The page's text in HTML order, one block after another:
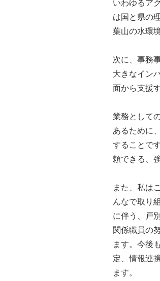
いわゆるア
は国と県の
葉山の水環
次に、事務
大きなイン
面から支援
業務として
あるために
することで
頼できる、
また、私は
んなで取り
に伴う、戸
関係職員の
ます。今後
定、情報連
ます。